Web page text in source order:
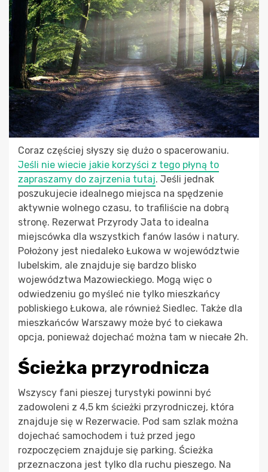
Coraz częściej słyszy się dużo o spacerowaniu.
Jeśli nie wiecie jakie korzyści z tego płyną to
zapraszamy do zajrzenia tutaj. Jeśli jednak
poszukujecie idealnego miejsca na spędzenie
aktywnie wolnego czasu, to trafiliście na dobrą
stronę. Rezerwat Przyrody Jata to idealna
miejscówka dla wszystkich fanów lasów i natury.
Położony jest niedaleko Łukowa w województwie
lubelskim, ale znajduje się bardzo blisko
województwa Mazowieckiego. Mogą więc o
odwiedzeniu go myśleć nie tylko mieszkańcy
pobliskiego Łukowa, ale również Siedlec. Także dla
mieszkańców Warszawy może być to ciekawa
opcja, ponieważ dojechać można tam w niecałe 2h.
Ścieżka przyrodnicza
Wszyscy fani pieszej turystyki powinni być
zadowoleni z 4,5 km ścieżki przyrodniczej, która
znajduje się w Rezerwacie. Pod sam szlak można
dojechać samochodem i tuż przed jego
rozpoczęciem znajduje się parking. Ścieżka
przeznaczona jest tylko dla ruchu pieszego. Na